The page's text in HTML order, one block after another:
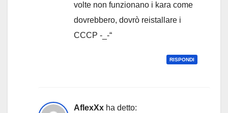
volte non funzionano i kara come
dovrebbero, dovrò reistallare i
CCCP -_-“
RISPONDI
AflexXx ha detto: